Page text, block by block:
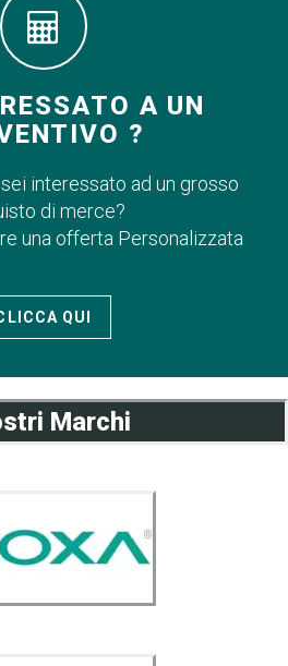
A UN
?
interessato ad un grosso
di merce?
una offerta Personalizzata
QUI
Marchi